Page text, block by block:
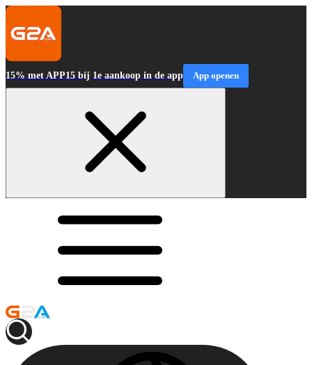
15% met APP15 bij 1e aankoop in de app App openen